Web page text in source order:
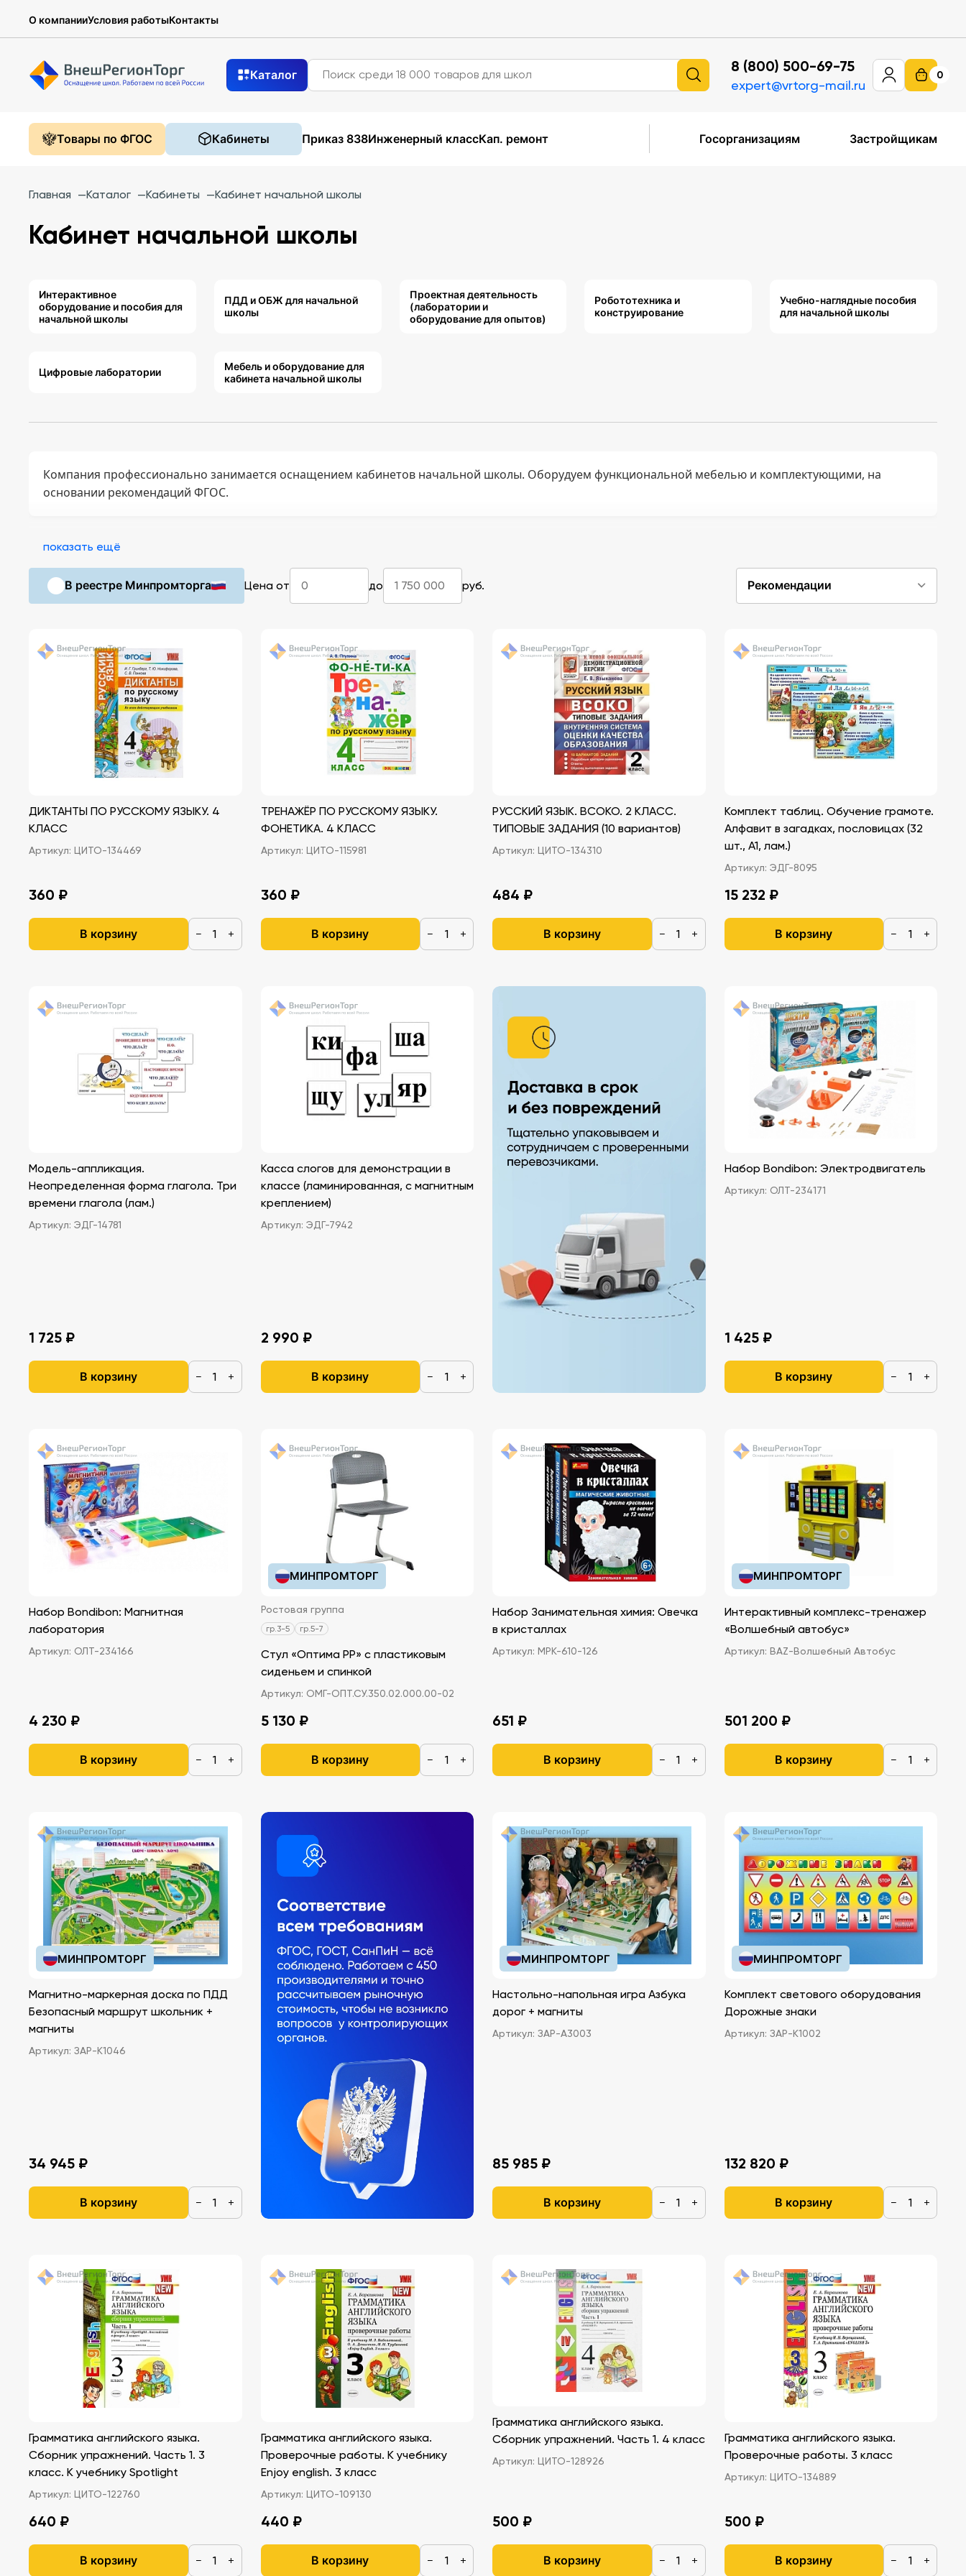
О компанииУсловия работыКонтакты
Каталог 8 (800) 500-69-75
expert@vrtorg-mail.ru
0
Товары по ФГОС Кабинеты Приказ 838Инженерный классКап. ремонт Госорганизациям Застройщикам
Главная —Каталог —Кабинеты —Кабинет начальной школы
Кабинет начальной школы
Интерактивное
оборудование и пособия для
начальной школы
ПДД и ОБЖ для начальной
школы
Проектная деятельность
(лаборатории и
оборудование для опытов)
Робототехника и
конструирование
Учебно-наглядные пособия
для начальной школы
Цифровые лаборатории
Мебель и оборудование для
кабинета начальной школы
Компания профессионально занимается оснащением кабинетов начальной школы. Оборудуем функциональной мебелью и комплектующими, на
основании рекомендаций ФГОС.
показать ещё
В реестре Минпромторга Цена от до руб. Рекомендации
ДИКТАНТЫ ПО РУССКОМУ ЯЗЫКУ. 4
КЛАСС
Артикул: ЦИТО-134469
360 ₽
В корзину − +
ТРЕНАЖЁР ПО РУССКОМУ ЯЗЫКУ.
ФОНЕТИКА. 4 КЛАСС
Артикул: ЦИТО-115981
360 ₽
В корзину − +
РУССКИЙ ЯЗЫК. ВСОКО. 2 КЛАСС.
ТИПОВЫЕ ЗАДАНИЯ (10 вариантов)
Артикул: ЦИТО-134310
484 ₽
В корзину − +
Комплект таблиц. Обучение грамоте.
Алфавит в загадках, пословицах (32
шт., А1, лам.)
Артикул: ЭДГ-8095
15 232 ₽
В корзину − +
Модель-аппликация.
Неопределенная форма глагола. Три
времени глагола (лам.)
Артикул: ЭДГ-14781
1 725 ₽
В корзину − +
Касса слогов для демонстрации в
классе (ламинированная, с магнитным
креплением)
Артикул: ЭДГ-7942
2 990 ₽
В корзину − +
Набор Bondibon: Электродвигатель
Артикул: ОЛТ-234171
1 425 ₽
В корзину − +
Набор Bondibon: Магнитная
лаборатория
Артикул: ОЛТ-234166
4 230 ₽
В корзину − +
МИНПРОМТОРГ
Ростовая группа
гр.3-5 гр.5-7
Стул «Оптима PP» с пластиковым
сиденьем и спинкой
Артикул: ОМГ-ОПТ.СУ.350.02.000.00-02
5 130 ₽
В корзину − +
Набор Занимательная химия: Овечка
в кристаллах
Артикул: МРК-610-126
651 ₽
В корзину − +
МИНПРОМТОРГ
Интерактивный комплекс-тренажер
«Волшебный автобус»
Артикул: BAZ-Волшебный Автобус
501 200 ₽
В корзину − +
МИНПРОМТОРГ
Магнитно-маркерная доска по ПДД
Безопасный маршрут школьник +
магниты
Артикул: ЗАР-К1046
34 945 ₽
В корзину − +
МИНПРОМТОРГ
Настольно-напольная игра Азбука
дорог + магниты
Артикул: ЗАР-А3003
85 985 ₽
В корзину − +
МИНПРОМТОРГ
Комплект светового оборудования
Дорожные знаки
Артикул: ЗАР-К1002
132 820 ₽
В корзину − +
Грамматика английского языка.
Сборник упражнений. Часть 1. 3
класс. К учебнику Spotlight
Артикул: ЦИТО-122760
640 ₽
В корзину − +
Грамматика английского языка.
Проверочные работы. К учебнику
Enjoy english. 3 класс
Артикул: ЦИТО-109130
440 ₽
В корзину − +
Грамматика английского языка.
Сборник упражнений. Часть 1. 4 класс
Артикул: ЦИТО-128926
500 ₽
В корзину − +
Грамматика английского языка.
Проверочные работы. 3 класс
Артикул: ЦИТО-134889
500 ₽
В корзину − +